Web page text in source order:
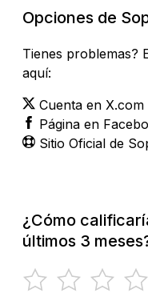
Opciones de
Tienes problemas?
aquí:
Cuenta en X.com
Página en
Sitio Oficial de
¿Cómo
últimos 3